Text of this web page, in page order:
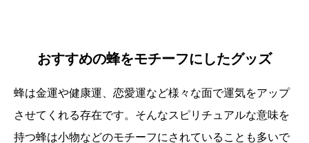
おすすめの蜂をモチーフにしたグッズ
蜂は金運や健康運、恋愛運など様々な面で運気をアップ
させてくれる存在です。そんなスピリチュアルな意味を
持つ蜂は小物などのモチーフにされていることも多いで